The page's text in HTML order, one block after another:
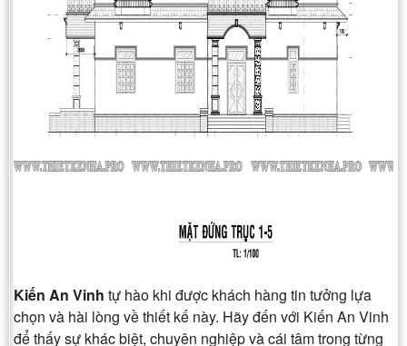
Kiến An Vinh tự hào khi được khách hàng tin tưởng lựa
chọn và hài lòng về thiết kế này. Hãy đến với Kiến An Vinh
để thấy sự khác biệt, chuyên nghiệp và cái tâm trong từng